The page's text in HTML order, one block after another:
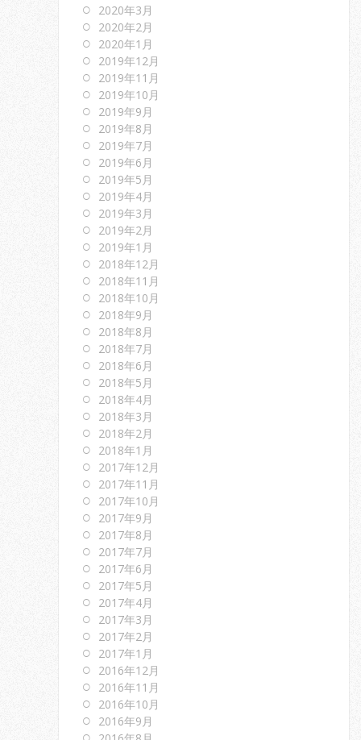
2020年3月
2020年2月
2020年1月
2019年12月
2019年11月
2019年10月
2019年9月
2019年8月
2019年7月
2019年6月
2019年5月
2019年4月
2019年3月
2019年2月
2019年1月
2018年12月
2018年11月
2018年10月
2018年9月
2018年8月
2018年7月
2018年6月
2018年5月
2018年4月
2018年3月
2018年2月
2018年1月
2017年12月
2017年11月
2017年10月
2017年9月
2017年8月
2017年7月
2017年6月
2017年5月
2017年4月
2017年3月
2017年2月
2017年1月
2016年12月
2016年11月
2016年10月
2016年9月